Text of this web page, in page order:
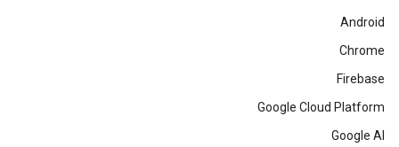
Android
Chrome
Firebase
Google Cloud Platform
Google AI